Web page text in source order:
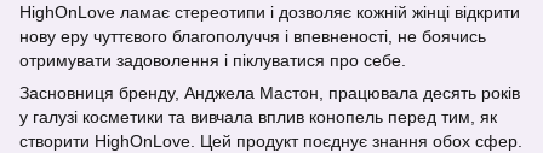
HighOnLove ламає стереотипи і дозволяє кожній жінці відкрити
нову еру чуттєвого благополуччя і впевненості, не боячись
отримувати задоволення і піклуватися про себе.
Засновниця бренду, Анджела Мастон, працювала десять років
у галузі косметики та вивчала вплив конопель перед тим, як
створити HighOnLove. Цей продукт поєднує знання обох сфер.